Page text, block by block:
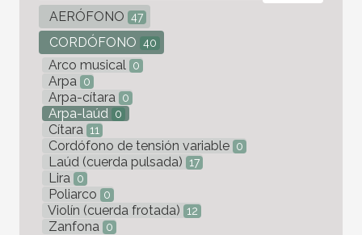
AERÓFONO 47
CORDÓFONO 40
Arco musical 0
Arpa 0
Arpa-cítara 0
Arpa-laúd 0
Cítara 11
Cordófono de tensión variable 0
Laúd (cuerda pulsada) 17
Lira 0
Poliarco 0
Violín (cuerda frotada) 12
Zanfona 0